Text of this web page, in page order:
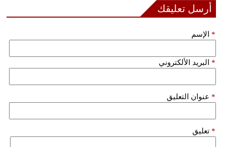
أبراج
فيديو
أرسل تعليقك
الإسم *
البريد الألكتروني *
عنوان التعليق *
تعليق *